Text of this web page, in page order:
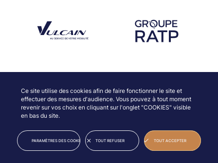
Ce site utilise des cookies afin de faire fonctionner le site et
effectuer des mesures d'audience. Vous pouvez à tout moment
revenir sur vos choix en cliquant sur l'onglet "COOKIES" visible
en bas du site.
PARAMÈTRES DES COOKIES TOUT REFUSER TOUT ACCEPTER
© JAZZ À VIENNE
LEGAL INFORMATION
CREDITS